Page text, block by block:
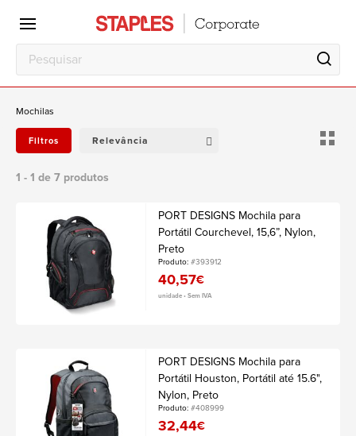
Escritório
Local
trabalho
Mochilas
Filtros Relevância
1 - 1 de 7 produtos
PORT DESIGNS Mochila para
Portátil Courchevel, 15,6”, Nylon,
Preto
Produto:#393912
40,57€
unidade • Sem IVA
PORT DESIGNS Mochila para
Portátil Houston, Portátil até 15.6",
Nylon, Preto
Produto:#408999
32,44€